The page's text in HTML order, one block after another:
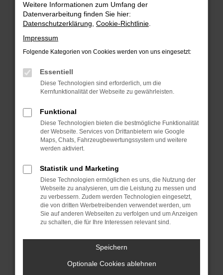
Überprüfe deine Firewall und deine
Internetverbindung.
Laden andere Webseiten, zum Beispiel deine
Suchmaschine?
Prüfe deine Browsererweiterungen.
können das Laden bestimmter Seiten
verhindern. Funktioniert die Seite in einem
Fenster?
Starte dein Gerät neu.
Das kann manchmal helfen, vorübergehende
Probleme zu beheben.
Betriebssystem auf dem neuesten Stand
sind.
Veraltete Software birgt nicht nur ein
Sicherheitsrisiko, sondern kann auch dazu
führen, dass bestimmte Funktionen nicht mehr
unterstützt werden.
Wende dich an den Webseitenbetreiber.
Wenn du alle oben genannten Schritte versucht
hast, kontaktiere uns bitte. Wir werden
Weitere Informationen zum Umfang der
Datenverarbeitung finden Sie hier:
Datenschutzerklärung Cookie-Richtlinie
Impressum
Folgende Kategorien von Cookies werden von uns eingesetzt:
Essentiell
Diese Technologien sind erforderlich, um die
Kernfunktionalität der Webseite zu gewährleisten.
Funktional
Diese Technologien bieten die bestmögliche Funktionalität
der Webseite. Services von Drittanbietern wie Google
Maps, Chats, Fahrzeugbewertungssystem und weitere
werden aktiviert.
Statistik und Marketing
Diese Technologien ermöglichen es uns, die Nutzung der
Webseite zu analysieren, um die Leistung zu messen und
zu verbessern. Zudem werden Technologien eingesetzt,
die von dritten Werbetreibenden verwendet werden, um
Sie auf anderen Webseiten zu verfolgen und um Anzeigen
zu schalten, die für Ihre Interessen relevant sind.
Speichern
Optionale Cookies ablehnen